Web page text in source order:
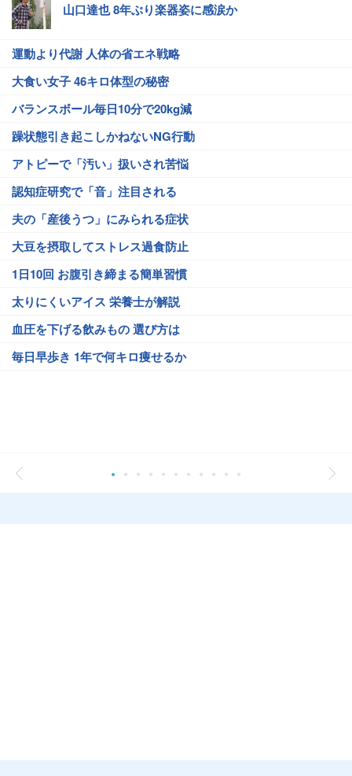
山口達也 8年ぶり楽器姿に感涙か
運動より代謝 人体の省エネ戦略
大食い女子 46キロ体型の秘密
バランスボール毎日10分で20kg減
躁状態引き起こしかねないNG行動
アトピーで「汚い」扱いされ苦悩
認知症研究で「音」注目される
夫の「産後うつ」にみられる症状
大豆を摂取してストレス過食防止
1日10回 お腹引き締まる簡単習慣
太りにくいアイス 栄養士が解説
血圧を下げる飲みもの 選び方は
毎日早歩き 1年で何キロ痩せるか